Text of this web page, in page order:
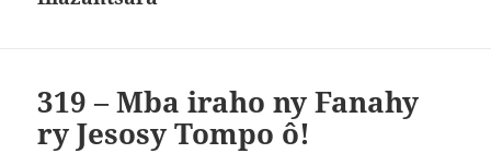
319 – Mba iraho ny Fanahy
ry Jesosy Tompo ô!